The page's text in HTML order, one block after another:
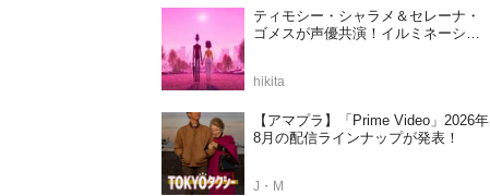
ティモシー・シャラメ＆セレーナ・
ゴメスが声優共演！イルミネーショ
定
hikita
【アマプラ】「Prime Video」2026年
8月の配信ラインナップが発表！
J・M